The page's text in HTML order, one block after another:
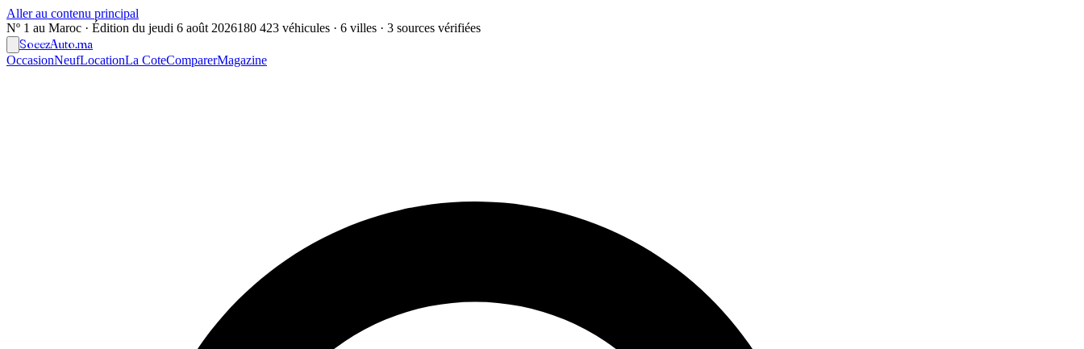
Aller au contenu principal
Nº 1 au Maroc · Édition du jeudi 6 août 2026180 423 véhicules · 6 villes · 3 sources vérifiées
SoeezAuto.ma
OccasionNeufLocationLa CoteComparerMagazine